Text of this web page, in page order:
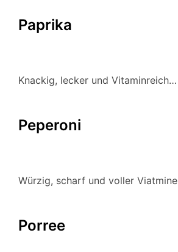
Paprika
Knackig, lecker und Vitaminreich…
Peperoni
Würzig, scharf und voller
Porree